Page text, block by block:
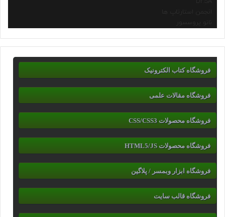
انجمن استارتاپ ها
نانو پروسسور
فروشگاه کتاب الکترونیک
فروشگاه مقالات علمی
فروشگاه محصولات CSS/CSS3
فروشگاه محصولات HTML5/JS
فروشگاه ابزار وبمسر / پلاگین
فروشگاه قالب سایت